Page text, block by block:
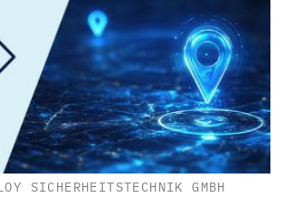
SICHERHEITSTECHNIK GMBH